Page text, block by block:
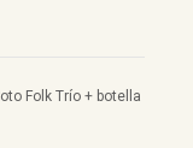
Folk Trío + botella